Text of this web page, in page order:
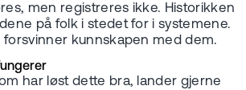
men registreres ikke. Historikken
på folk i stedet for i systemene.
forsvinner kunnskapen med dem.
har løst dette bra, lander gjerne